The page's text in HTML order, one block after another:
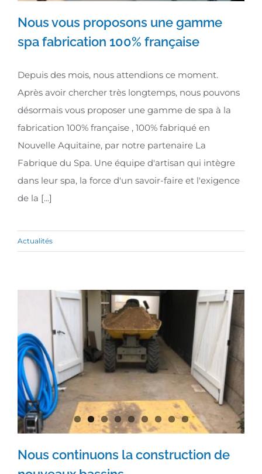
spa fabrication 100% française
Nous vous proposons une gamme
spa fabrication 100% française
Depuis des mois, nous attendions ce moment.
Après avoir chercher très longtemps, nous pouvons
désormais vous proposer une gamme de spa à la
fabrication 100% française , 100% fabriqué en
Nouvelle Aquitaine, par notre partenaire La
Fabrique du Spa. Une équipe d'artisan qui intègre
dans leur spa, la force d'un savoir-faire et l'exigence
de la [...]
Actualités
Nous continuons la construction de